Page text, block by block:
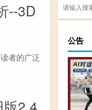
--3D
者的广泛
2.4
公告